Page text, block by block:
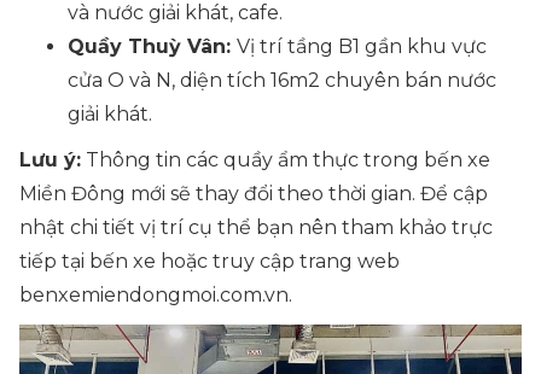
và nước giải khát, cafe.
Quầy Thuỳ Vân: Vị trí tầng B1 gần khu vực
cửa O và N, diện tích 16m2 chuyên bán nước
giải khát.
Lưu ý: Thông tin các quầy ẩm thực trong bến xe
Miền Đông mới sẽ thay đổi theo thời gian. Để cập
nhật chi tiết vị trí cụ thể bạn nên tham khảo trực
tiếp tại bến xe hoặc truy cập trang web
benxemiendongmoi.com.vn.